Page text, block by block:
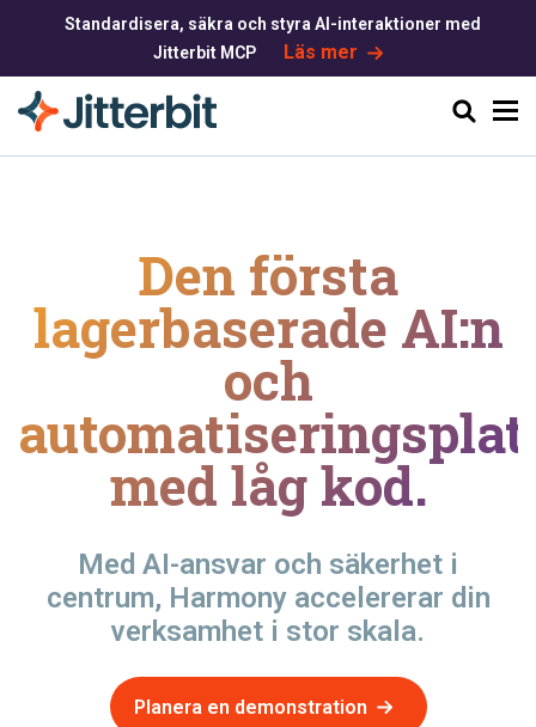
Sök
Standardisera, säkra och styra AI-interaktioner med
Jitterbit MCP
Läs mer
Den första
lagerbaserade AI:n
och
med låg kod.
Med AI-ansvar och säkerhet i
centrum, Harmony accelererar din
verksamhet i stor skala.
Planera en demonstration